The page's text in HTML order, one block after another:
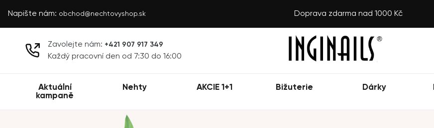
Napište nám: obchod@nechtovyshop.sk Doprava zdarma nad 1000 Kč
Zavolejte nám: +421 907 917 349
Každý pracovní den od 7:30 do 16:00
Aktuální
kampaně
Nehty AKCIE 1+1 Bižuterie Dárky